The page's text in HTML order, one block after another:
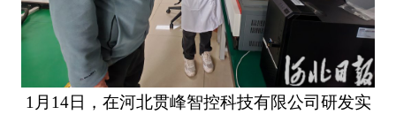
1月14日，在河北贯峰智控科技有限公司研发实